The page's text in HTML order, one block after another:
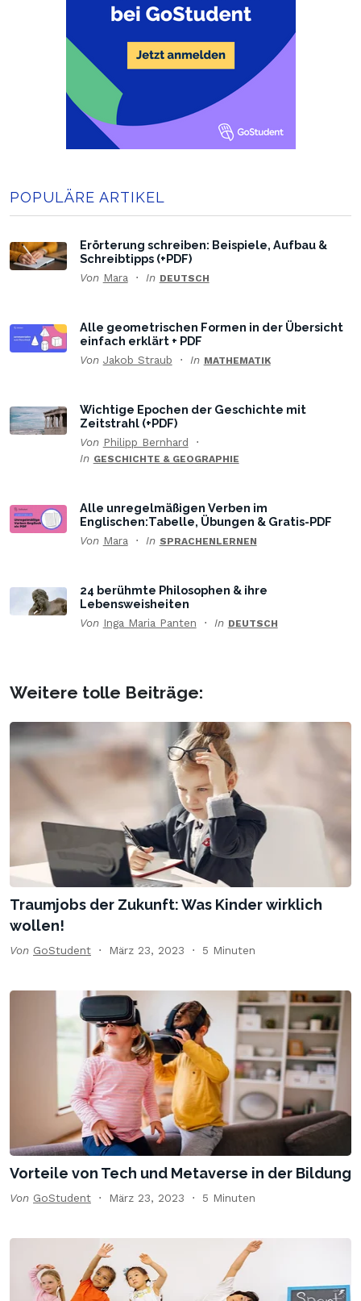
POPULÄRE ARTIKEL
Erörterung schreiben: Beispiele, Aufbau &
Schreibtipps (+PDF)
Von Mara In DEUTSCH
Alle geometrischen Formen in der Übersicht
einfach erklärt + PDF
Von Jakob Straub In MATHEMATIK
Wichtige Epochen der Geschichte mit
Zeitstrahl (+PDF)
Von Philipp Bernhard
In GESCHICHTE & GEOGRAPHIE
Alle unregelmäßigen Verben im
Englischen:Tabelle, Übungen & Gratis-PDF
Von Mara In SPRACHENLERNEN
24 berühmte Philosophen & ihre
Lebensweisheiten
Von Inga Maria Panten In DEUTSCH
Weitere tolle Beiträge:
Traumjobs der Zukunft: Was Kinder wirklich
wollen!
Von GoStudent März 23, 2023 5 Minuten
Vorteile von Tech und Metaverse in der Bildung
Von GoStudent März 23, 2023 5 Minuten